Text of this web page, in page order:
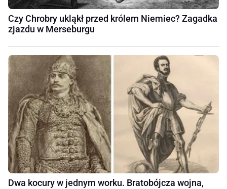
Czy Chrobry ukląkł przed królem Niemiec? Zagadka
zjazdu w Merseburgu
Dwa kocury w jednym worku. Bratobójcza wojna,